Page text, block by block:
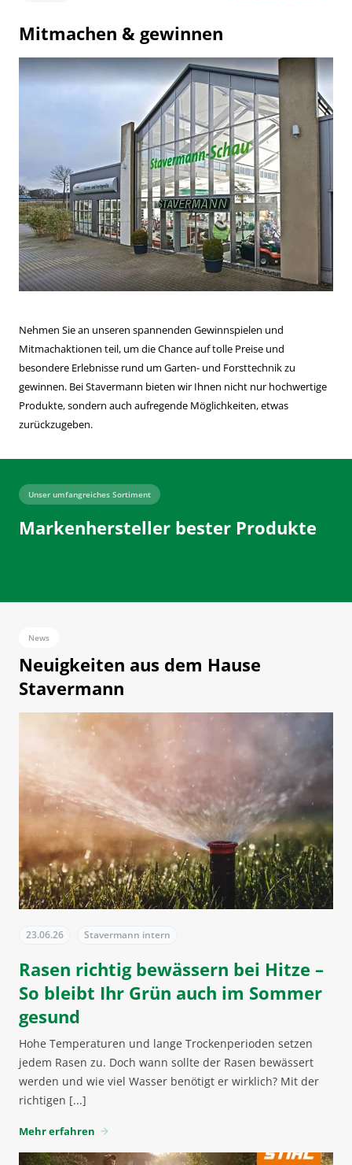
Mitmachen & gewinnen
Nehmen Sie an unseren spannenden Gewinnspielen und
Mitmachaktionen teil, um die Chance auf tolle Preise und
besondere Erlebnisse rund um Garten- und Forsttechnik zu
gewinnen. Bei Stavermann bieten wir Ihnen nicht nur hochwertige
Produkte, sondern auch aufregende Möglichkeiten, etwas
zurückzugeben.
Unser umfangreiches Sortiment
Markenhersteller bester Produkte
News
Neuigkeiten aus dem Hause
Stavermann
23.06.26 Stavermann intern
Rasen richtig bewässern bei Hitze –
So bleibt Ihr Grün auch im Sommer
gesund
Hohe Temperaturen und lange Trockenperioden setzen
jedem Rasen zu. Doch wann sollte der Rasen bewässert
werden und wie viel Wasser benötigt er wirklich? Mit der
richtigen [...]
Mehr erfahren arrow_forward